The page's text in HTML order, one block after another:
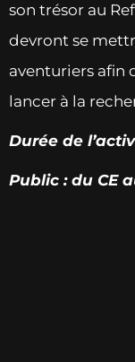
son trésor au
devront se
aventuriers afin
lancer à la
Durée de
Public : du CE